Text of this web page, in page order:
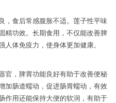
食后常感腹胀不适。莲子性平味
精功效。长期食用，不仅能改善脾
体免疫力，使身体更加健康。
，脾胃功能良好有助于改善便秘
加肠道蠕动，促进肠胃蠕动，有效
作用还能保持大便的软润，有助于